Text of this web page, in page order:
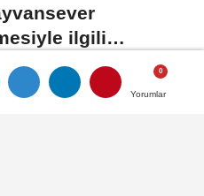
Yorumlar
Yorumlar
ilgili